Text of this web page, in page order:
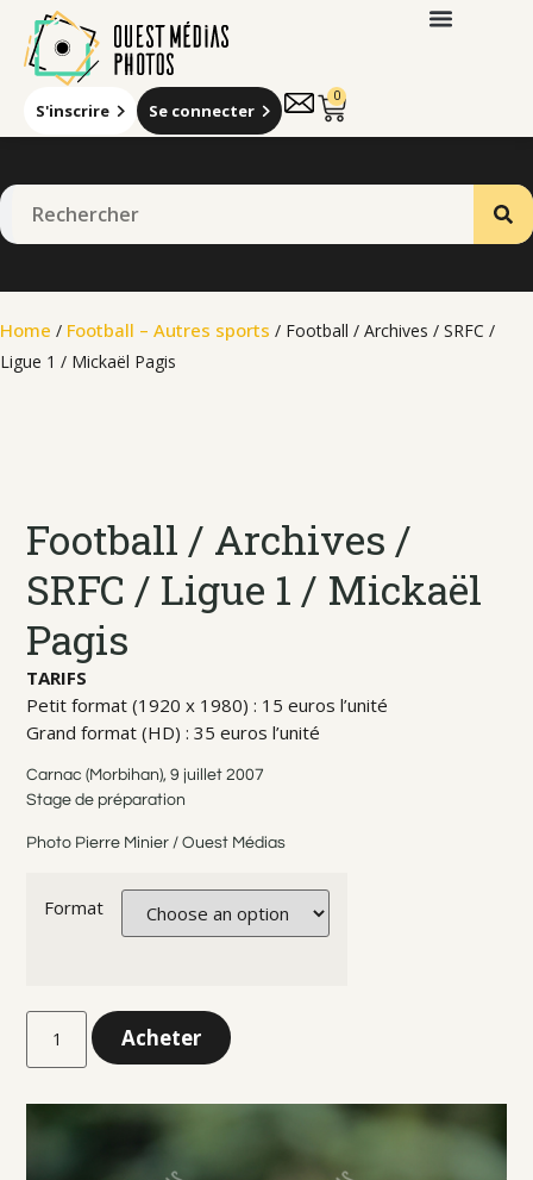
S'inscrire Se connecter
0
Home / Football – Autres sports / Football / Archives / SRFC /
Ligue 1 / Mickaël Pagis
Football / Archives /
SRFC / Ligue 1 / Mickaël
Pagis
TARIFS
Petit format (1920 x 1980) : 15 euros l’unité
Grand format (HD) : 35 euros l’unité
Carnac (Morbihan), 9 juillet 2007
Stage de préparation
Photo Pierre Minier / Ouest Médias
Format
Acheter